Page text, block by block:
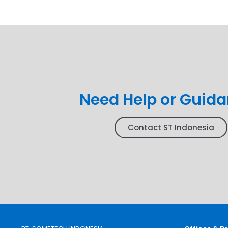
Need Help or
Contact ST Indonesia